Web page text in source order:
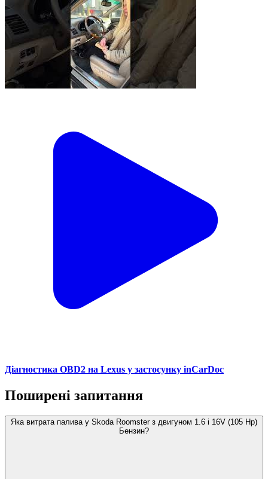
Діагностика OBD2 на Lexus у застосунку inCarDoc
Поширені запитання
Яка витрата палива у Skoda Roomster з двигуном 1.6 i 16V (105 Hp)
Бензин?